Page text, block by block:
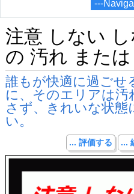
注意 しない
の 汚れ または
誰もが快適に過ごせ
に、そのエリアは
さず、きれいな状態
い。
... 評価する ...